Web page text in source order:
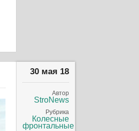
30 мая 18
Автор
StroNews
Рубрика
Колесные
фронтальные